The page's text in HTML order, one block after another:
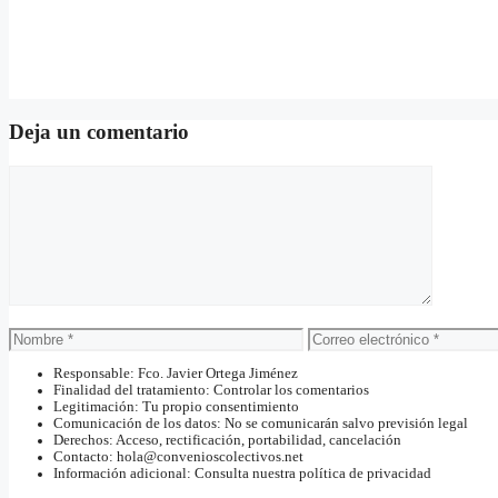
Deja un comentario
Nombre
Correo
electrónico
Responsable: Fco. Javier Ortega Jiménez
Finalidad del tratamiento: Controlar los comentarios
Legitimación: Tu propio consentimiento
Comunicación de los datos: No se comunicarán salvo previsión legal
Derechos: Acceso, rectificación, portabilidad, cancelación
Contacto: hola@convenioscolectivos.net
Información adicional: Consulta nuestra política de privacidad